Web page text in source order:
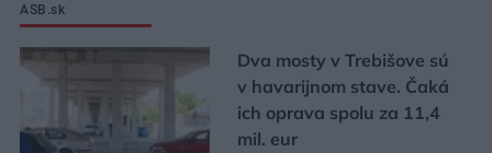
ASB.sk
Dva mosty v Trebišove sú
v havarijnom stave. Čaká
ich oprava spolu za 11,4
mil. eur